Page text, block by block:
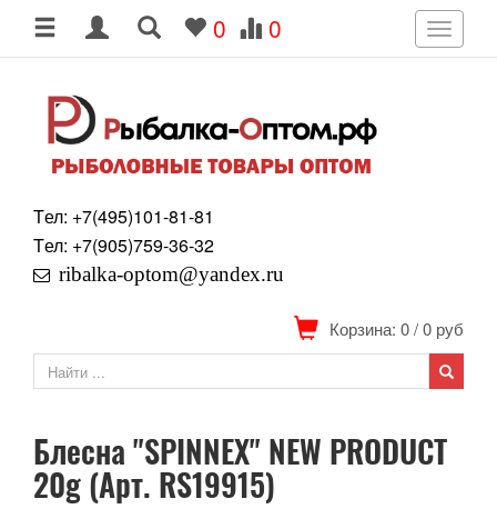
0 0
Toggle
Tел: +7(495)101-81-81
Tел: +7(905)759-36-32
ribalka-optom@yandex.ru
Корзина: 0/0 руб
Блесна "SPINNEX" NEW PRODUCT
20g (Арт. RS19915)